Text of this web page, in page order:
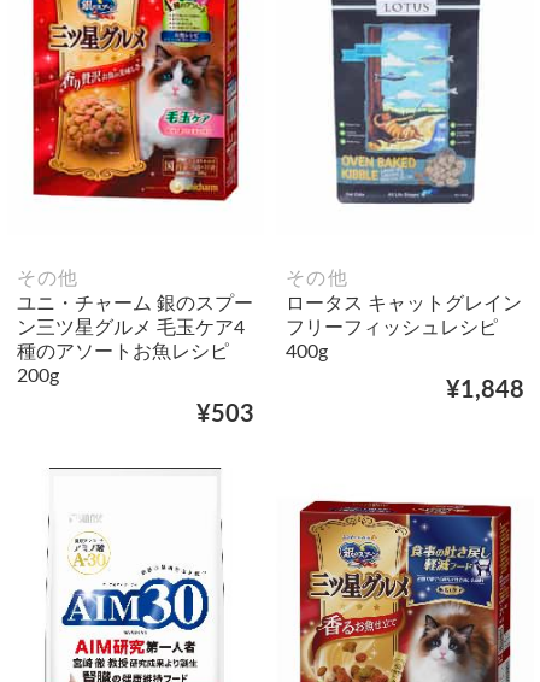
その他
ユニ・チャーム 銀のスプー
ン三ツ星グルメ 毛玉ケア4
種のアソートお魚レシピ
200g
¥503
その他
ロータス キャットグレイン
フリーフィッシュレシピ
400g
¥1,848